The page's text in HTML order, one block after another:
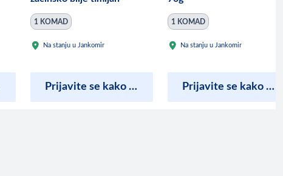
1 KOMAD
Na stanju u Jankomir
Prijavite se kako bi vidjeli cijene
1 KOMAD
Na stanju u Jankomir
Prijavite se kako bi vidjeli cijene